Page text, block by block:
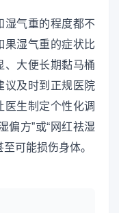
湿气重的程度都不
果湿气重的症状比
、大便长期黏马桶
议及时到正规医院
医生制定个性化调
偏方”或“网红祛湿
可能损伤身体。